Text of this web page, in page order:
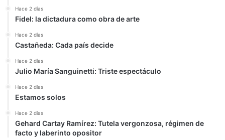
Hace 2 días
Fidel: la dictadura como obra de arte
Hace 2 días
Castañeda: Cada país decide
Hace 2 días
Julio María Sanguinetti: Triste espectáculo
Hace 2 días
Estamos solos
Hace 2 días
Gehard Cartay Ramírez: Tutela vergonzosa, régimen de
facto y laberinto opositor